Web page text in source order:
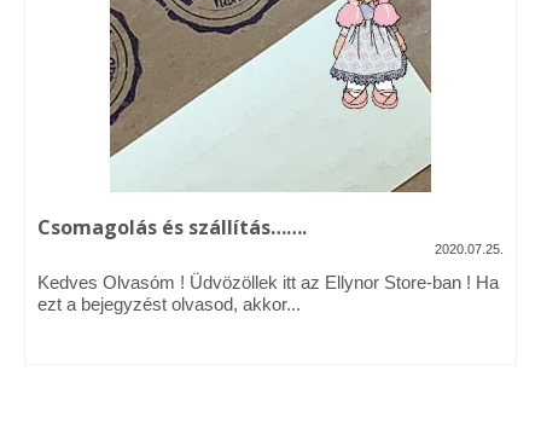
Vásárok, ahol velem is találkozhattál…
Alapanyagok, kellékek
A termékek tisztítása
Ellynor története
Adatkezelési tájékoztató
Általános Szerződési Feltételek
Csomagolás és szállítás…….
2020.07.25.
Kedves Olvasóm ! Üdvözöllek itt az Ellynor Store-ban ! Ha
ezt a bejegyzést olvasod, akkor...